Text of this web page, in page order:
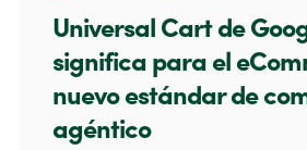
Universal Cart de
significa para el
nuevo estándar de
agéntico